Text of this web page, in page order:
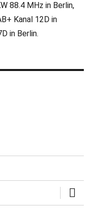
88.4 MHz in Berlin,
Kanal 12D in
in Berlin.
öffnen